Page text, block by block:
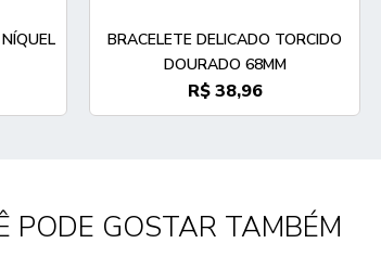
BRACELETE DELICADO TORCIDO
DOURADO 68MM
R$ 38,96
PODE GOSTAR TAMBÉM